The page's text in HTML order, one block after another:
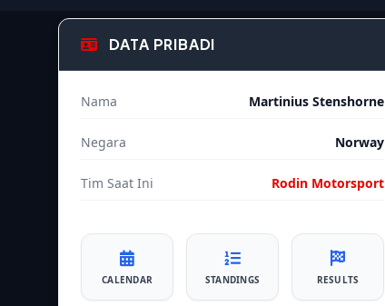
DATA PRIBADI
Nama Martinius Stenshorne
Negara Norway
Tim Saat Ini Rodin Motorsport
CALENDAR STANDINGS RESULTS